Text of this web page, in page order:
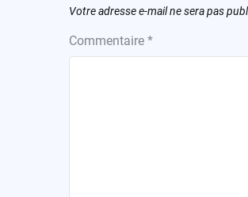
Votre adresse e-mail ne sera pas
Commentaire *